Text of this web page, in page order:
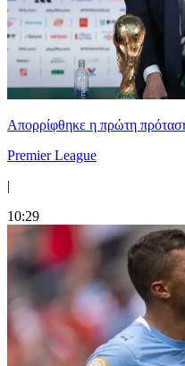
Απορρίφθηκε η πρώτη
Premier League
|
10:29